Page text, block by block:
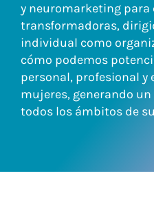
y neuromarketing para
transformadoras,
individual como
cómo podemos
personal, profesional y
mujeres, generando
todos los ámbitos de